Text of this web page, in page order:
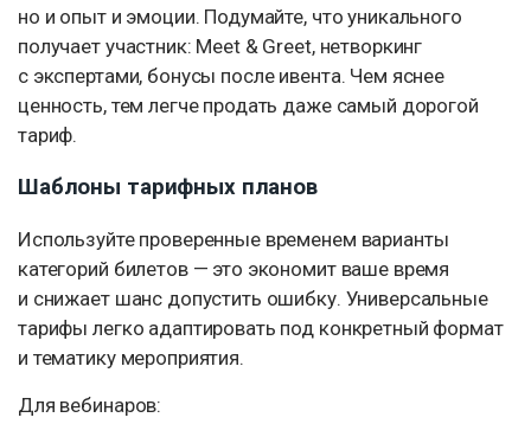
но и опыт и эмоции. Подумайте, что уникального
получает участник: Meet & Greet, нетворкинг
с экспертами, бонусы после ивента. Чем яснее
ценность, тем легче продать даже самый дорогой
тариф.
Шаблоны тарифных планов
Используйте проверенные временем варианты
категорий билетов — это экономит ваше время
и снижает шанс допустить ошибку. Универсальные
тарифы легко адаптировать под конкретный формат
и тематику мероприятия.
Для вебинаров: